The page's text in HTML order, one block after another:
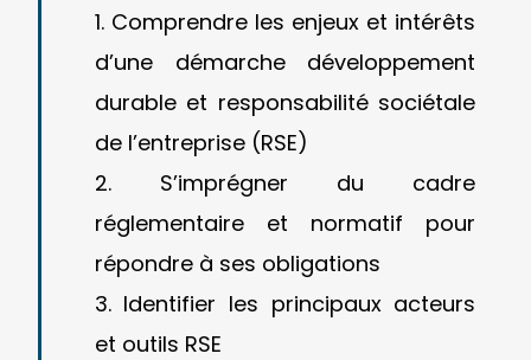
Comprendre les enjeux et intérêts
d’une démarche développement
durable et responsabilité sociétale
de l’entreprise (RSE)
S’imprégner du cadre
réglementaire et normatif pour
répondre à ses obligations
Identifier les principaux acteurs
et outils RSE